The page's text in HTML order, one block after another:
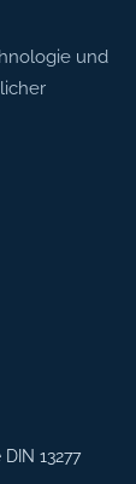
und
13277